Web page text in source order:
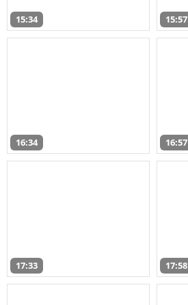
15:34 15:57
16:34 16:57
17:33 17:58